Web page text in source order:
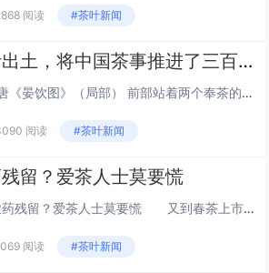
阅读 #茶叶新闻
世界上最早茶叶出土，将中国茶事推进了三百年，茶文化就是讲究
原创 文史君 浩然文史唐《晏饮图》（局部） 前部站着两个奉茶的童子山东大学考古团队发表的一篇考古报告，正式宣布在山东济宁邹城邾国故城遗址中发现了世界上最早的茶叶。在这之前，世界上最早的茶叶发现于汉景帝刘启的阳陵从葬坑。山东大学的这一发现，直...
阅读 #茶叶新闻
留？爱茶人士莫要慌
原标题：听说茶叶有农药残留？爱茶人士莫要慌 又到春茶上市的季节了。有关茶叶农药残留的问题可以说从未消停，时不时就会有一些非常博眼球的帖子出来。咱们今天就来说说茶叶农药残留的问题到底严不严重，喝茶真等于喝农药吗？ 茶叶为何要用农药？ 茶...
阅读 #茶叶新闻